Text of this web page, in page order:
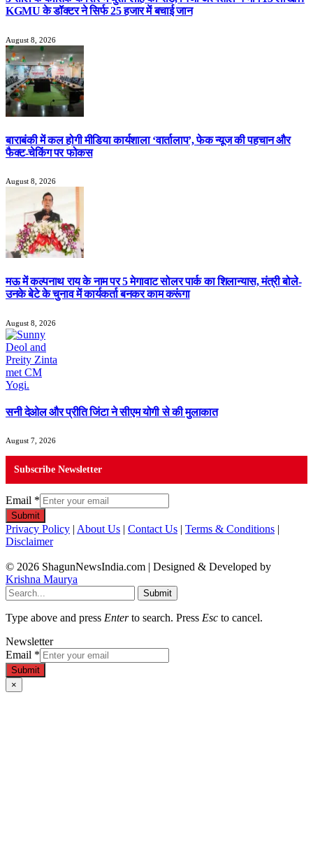
KGMU के डॉक्टर ने सिर्फ 25 हजार में बचाई जान
August 8, 2026
बाराबंकी में कल होगी मीडिया कार्यशाला ‘वार्तालाप’, फेक न्यूज की पहचान और
फैक्ट-चेकिंग पर फोकस
August 8, 2026
मऊ में कल्पनाथ राय के नाम पर 5 मेगावाट सोलर पार्क का शिलान्यास, मंत्री बोले-
उनके बेटे के चुनाव में कार्यकर्ता बनकर काम करूंगा
August 8, 2026
सनी देओल और प्रीति जिंटा ने सीएम योगी से की मुलाकात
August 7, 2026
Subscribe Newsletter
Email *
Submit
Privacy Policy | About Us | Contact Us | Terms & Conditions |
Disclaimer
© 2026 ShagunNewsIndia.com | Designed & Developed by
Krishna Maurya
Submit
Type above and press Enterto search. Press Esc to cancel.
Newsletter
Email *
Submit
×